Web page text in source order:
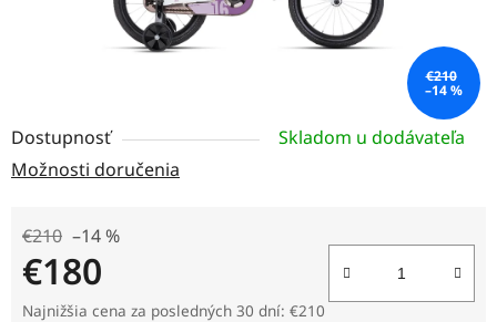
Dostupnosť
Skladom u dodávateľa
Možnosti doručenia
€210 –14 %
€180
Jednotková cena:
Najnižšia cena za posledných 30 dní: €210
€210
–14 %